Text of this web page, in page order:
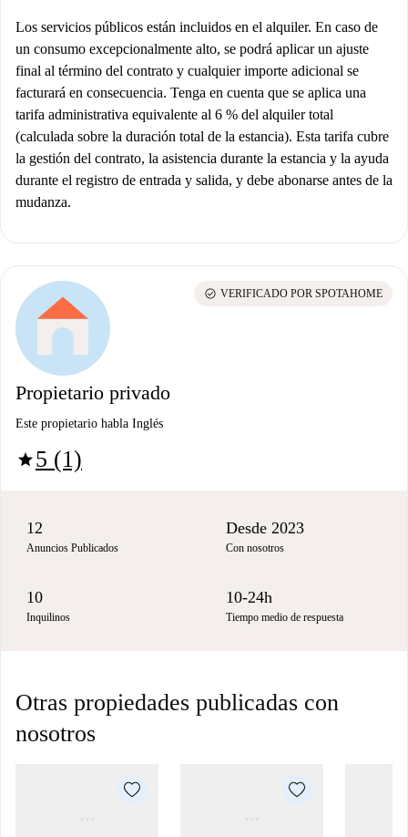
Los servicios públicos están incluidos en el alquiler. En caso de
un consumo excepcionalmente alto, se podrá aplicar un ajuste
final al término del contrato y cualquier importe adicional se
facturará en consecuencia. Tenga en cuenta que se aplica una
tarifa administrativa equivalente al 6 % del alquiler total
(calculada sobre la duración total de la estancia). Esta tarifa cubre
la gestión del contrato, la asistencia durante la estancia y la ayuda
durante el registro de entrada y salida, y debe abonarse antes de la
mudanza.
Propietario privado
Este propietario habla Inglés
star5 (1)
check_circle VERIFICADO POR SPOTAHOME
12
Anuncios Publicados
Desde 2023
Con nosotros
10
Inquilinos
10-24h
Tiempo medio de respuesta
Otras propiedades publicadas con
nosotros